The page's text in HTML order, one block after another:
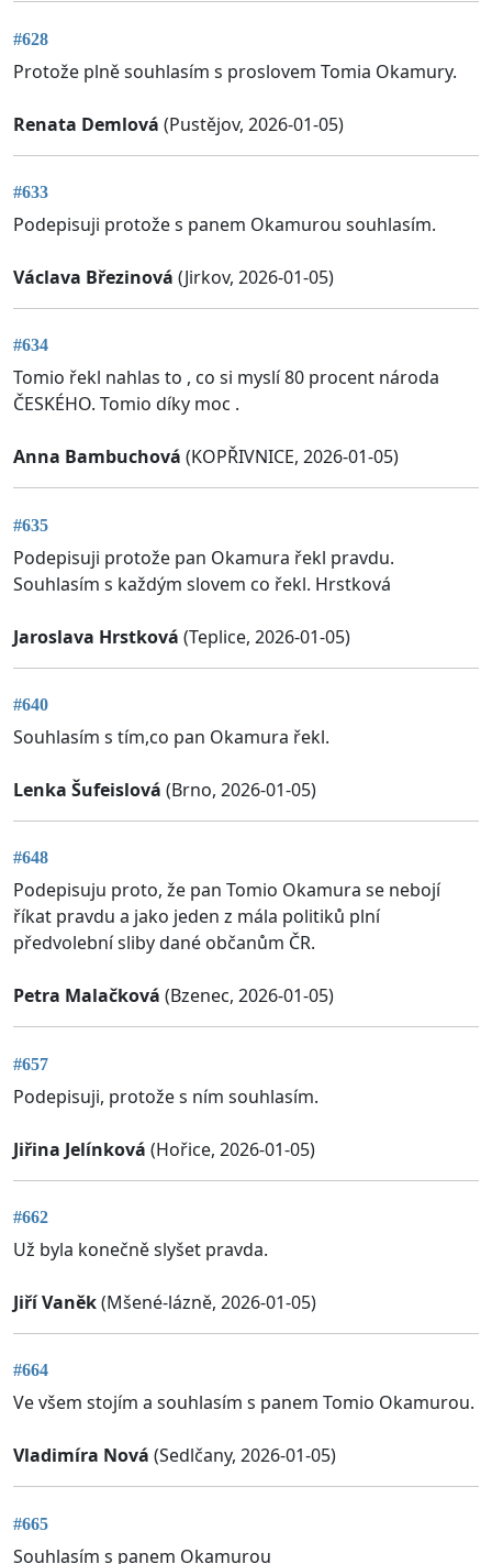
#628
Protože plně souhlasím s proslovem Tomia Okamury.
Renata Demlová (Pustějov, 2026-01-05)
#633
Podepisuji protože s panem Okamurou souhlasím.
Václava Březinová (Jirkov, 2026-01-05)
#634
Tomio řekl nahlas to , co si myslí 80 procent národa
ČESKÉHO. Tomio díky moc .
Anna Bambuchová (KOPŘIVNICE, 2026-01-05)
#635
Podepisuji protože pan Okamura řekl pravdu.
Souhlasím s každým slovem co řekl. Hrstková
Jaroslava Hrstková (Teplice, 2026-01-05)
#640
Souhlasím s tím,co pan Okamura řekl.
Lenka Šufeislová (Brno, 2026-01-05)
#648
Podepisuju proto, že pan Tomio Okamura se nebojí
říkat pravdu a jako jeden z mála politiků plní
předvolební sliby dané občanům ČR.
Petra Malačková (Bzenec, 2026-01-05)
#657
Podepisuji, protože s ním souhlasím.
Jiřina Jelínková (Hořice, 2026-01-05)
#662
Už byla konečně slyšet pravda.
Jiří Vaněk(Mšené-lázně, 2026-01-05)
#664
Ve všem stojím a souhlasím s panem Tomio Okamurou.
Vladimíra Nová (Sedlčany, 2026-01-05)
#665
Souhlasím s panem Okamurou